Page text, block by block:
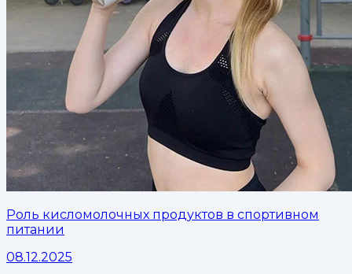
Роль кисломолочных продуктов в спортивном
питании
08.12.2025